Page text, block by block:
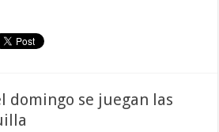
domingo se juegan las